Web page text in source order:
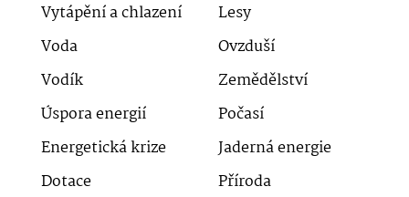
Vytápění a chlazení
Lesy
Voda
Ovzduší
Vodík
Zemědělství
Úspora energií
Počasí
Energetická krize
Jaderná energie
Dotace
Příroda